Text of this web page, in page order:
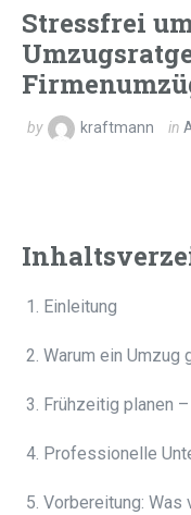
Stressfrei
by kraftmann in
Einleitung
Warum ein Umzug
Frühzeitig planen
Professionelle
Vorbereitung: Was